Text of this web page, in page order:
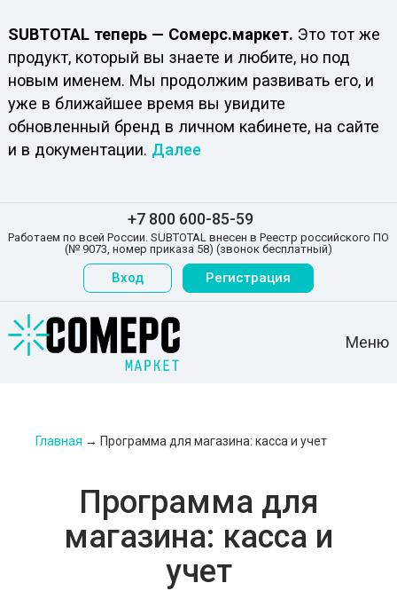
SUBTOTAL теперь — Сомерс.маркет. Это тот же
продукт, который вы знаете и любите, но под
новым именем. Мы продолжим развивать его, и
уже в ближайшее время вы увидите
обновленный бренд в личном кабинете, на сайте
и в документации. Далее
+7 800 600-85-59
Работаем по всей России. SUBTOTAL внесен в Реестр российского ПО
(№ 9073, номер приказа 58) (звонок бесплатный)
Вход Регистрация
Меню
Главная → Программа для магазина: касса и учет
Программа для
магазина: касса и
учет